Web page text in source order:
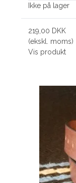
Ikke på lager
219,00 DKK
(ekskl. moms)
Vis produkt